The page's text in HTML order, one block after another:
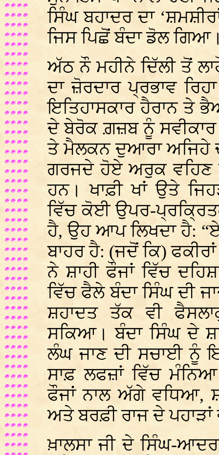
ਸਿੰਘ ਬਹਾਦਰ ਦਾ
ਜਿਸ ਪਿਛੋਂ ਬੰਦਾ ਡੋਲ
ਅੱਠ ਨੌ ਮਹੀਨੇ ਦਿੱਲੀ ਤੋਂ
ਦਾ ਜ਼ੋਰਦਾਰ ਪ੍ਰਭਾਵ
ਇਤਿਹਾਸਕਾਰ ਹੈਰਾਨ ਤੇ
ਦੇ ਬੇਰੋਕ ਗ਼ਜ਼ਬ ਨੂੰ ਸਵੀਕਾਰ
ਤੇ ਮੈਲਕਨ ਦੁਆਰਾ ਅਜਿਹੇ
ਗਰਜਦੇ ਹੋਏ ਅਰੁਕ ਵਹਿਣ
ਹਨ। ਖਾਫ਼ੀ ਖਾਂ ਉਤੇ
ਵਿੱਚ ਕੋਈ ਉਪਰ-
ਹੈ, ਉਹ ਆਪ ਲਿਖਦਾ ਹੈ:
ਬਾਹਰ ਹੈ: (ਜਦੋਂ ਕਿ)
ਨੇ ਸ਼ਾਹੀ ਫੌਜਾਂ ਵਿੱਚ
ਵਿੱਚ ਫੈਲੇ ਬੰਦਾ ਸਿੰਘ ਦੀ
ਸ਼ਹਾਦਤ ਤੱਕ ਵੀ
ਸਕਿਆ। ਬੰਦਾ ਸਿੰਘ ਦੇ
ਲੰਘ ਜਾਣ ਦੀ ਸਚਾਈ ਨੂੰ
ਸਾਫ਼ ਲਫਜ਼ਾਂ ਵਿੱਚ
ਫੌਜਾਂ ਨਾਲ ਅੱਗੇ ਵਧਿਆ,
ਅਤੇ ਬਰਫ਼ੀ ਰਾਜ ਦੇ
ਖ਼ਾਲਸਾ ਜੀ ਦੇ ਸਿੰਘ-